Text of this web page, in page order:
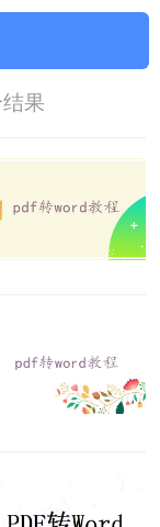
速实现如何将pdf转
你解决，无需安
果